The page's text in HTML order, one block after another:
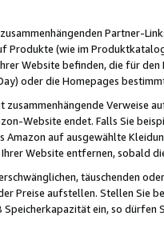
Partner-
Produkte (wie im
Website befinden, die für
oder die Homepages
zusammenhängende
Website endet. Falls Sie
Amazon auf ausgewählte
Website entfernen, sobald
täuschenden
Preise aufstellen. Stellen Sie
ein, so dürfen